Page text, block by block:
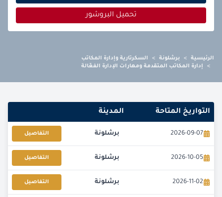
تحميل البروشور
الرئيسية > برشلونة >
السكرتارية وإدارة المكاتب
>
إدارة المكاتب المتقدمة ومهارات الإدارة الفعّالة
التواريخ المتاحة المدينة
2026-09-07 برشلونة التفاصيل
2026-10-05 برشلونة التفاصيل
2026-11-02 برشلونة التفاصيل